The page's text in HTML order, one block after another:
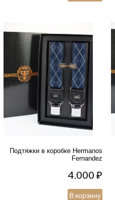
Подтяжки в коробке Hermanos
Fernandez
4.000₽
В корзину